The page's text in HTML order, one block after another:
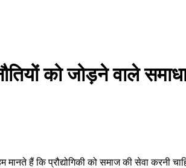
को जोड़ने वाले
हैं कि प्रौद्योगिकी को समाज की सेवा करनी